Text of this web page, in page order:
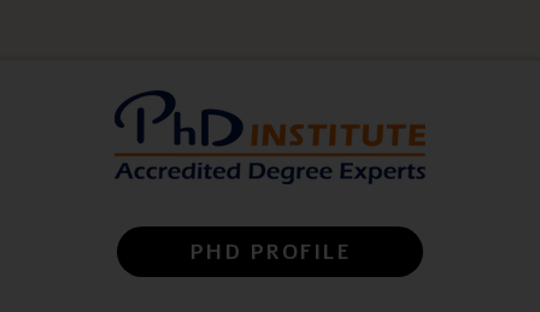
PHD PROFILE